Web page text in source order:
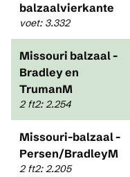
balzaalvierkante
voet: 3.332
Missouri balzaal -
Bradley en
TrumanM
2 ft2: 2.254
Missouri-balzaal -
Persen/BradleyM
2 ft2: 2.205